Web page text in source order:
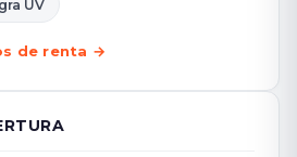
UV
de renta →